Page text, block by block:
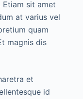
sit amet
at varius vel
quam
magnis dis
et
id